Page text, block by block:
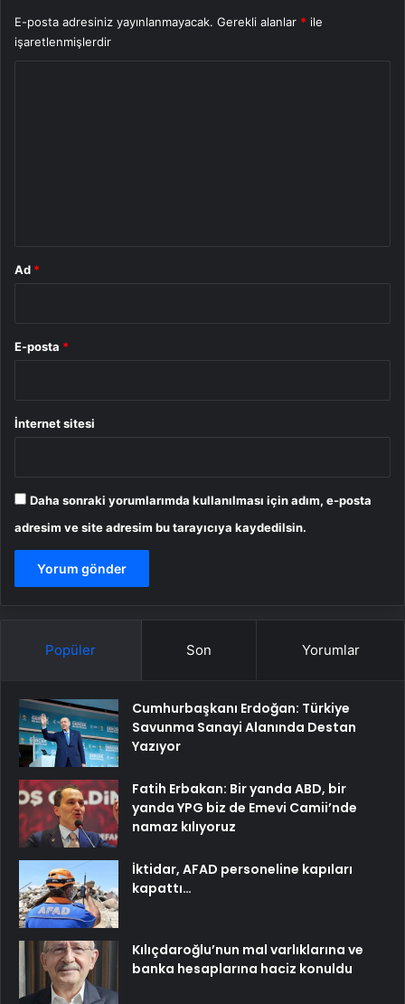
E-posta adresiniz yayınlanmayacak. Gerekli alanlar * ile
işaretlenmişlerdir
Ad *
E-posta *
İnternet sitesi
Daha sonraki yorumlarımda kullanılması için adım, e-posta
adresim ve site adresim bu tarayıcıya kaydedilsin.
Popüler Son Yorumlar
Cumhurbaşkanı Erdoğan: Türkiye
Savunma Sanayi Alanında Destan
Yazıyor
Fatih Erbakan: Bir yanda ABD, bir
yanda YPG biz de Emevi Camii’nde
namaz kılıyoruz
İktidar, AFAD personeline kapıları
kapattı…
Kılıçdaroğlu’nun mal varlıklarına ve
banka hesaplarına haciz konuldu